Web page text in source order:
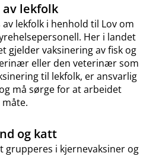
lekfolk
lekfolk i henhold til Lov om
Her i landet
gjelder vaksinering av fisk og
eller den veterinær som
til lekfolk, er ansvarlig
må sørge for at arbeidet
og katt
grupperes i kjernevaksiner og